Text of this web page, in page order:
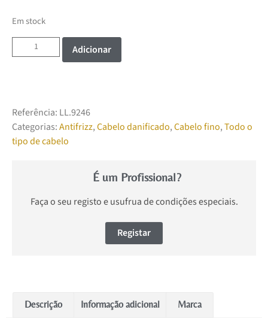
Em stock
Adicionar
Referência: LL.9246
Categorias:Antifrizz,Cabelo danificado,Cabelo fino,Todo o
tipo de cabelo
É um Profissional?
Faça o seu registo e usufrua de condições especiais.
Registar
Descrição Informação adicional Marca